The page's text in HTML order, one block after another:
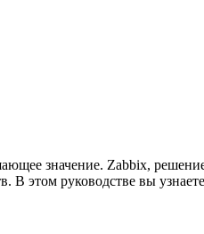
значение. Zabbix,
этом руководстве вы